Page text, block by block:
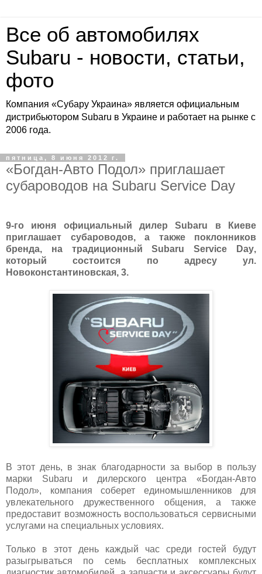
Все об автомобилях
Subaru - новости, статьи,
фото
Компания «Субару Украина» является официальным
дистрибьютором Subaru в Украине и работает на рынке с
2006 года.
пятница, 8 июня 2012 г.
«Богдан-Авто Подол» приглашает
субароводов на Subaru Service Day
9-го июня официальный дилерSubaru в Киеве
приглашает субароводов, а также поклонников
бренда, на традиционныйSubaru Service Day,
который состоится по адресу ул.
Новоконстантиновская, 3.
В этот день, в знак благодарности за выбор в пользу
марки Subaru и дилерского центра «Богдан-Авто
Подол», компания соберет единомышленников для
увлекательного дружественного общения, а также
предоставит возможность воспользоваться сервисными
услугами на специальных условиях.
Только в этот день каждый час среди гостей будут
разыгрываться по семь бесплатных комплексных